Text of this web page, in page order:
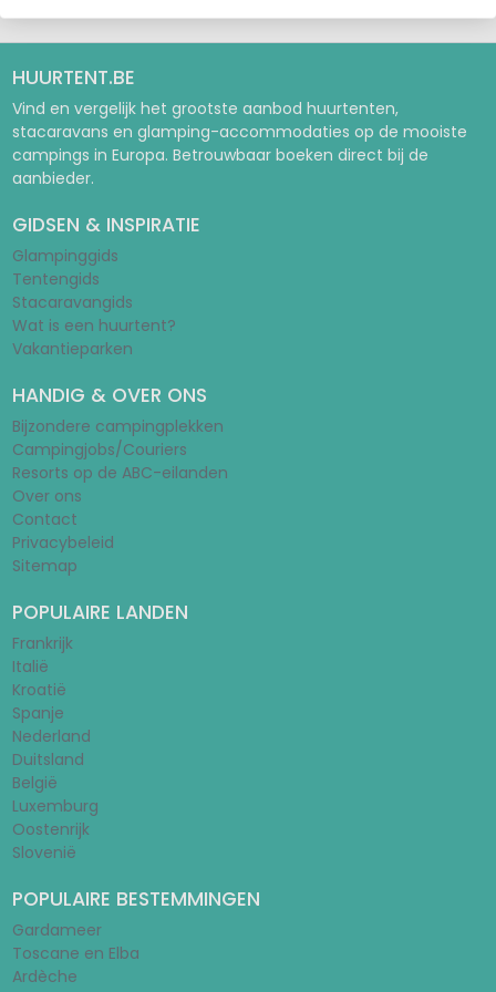
HUURTENT.BE
Vind en vergelijk het grootste aanbod huurtenten,
stacaravans en glamping-accommodaties op de mooiste
campings in Europa. Betrouwbaar boeken direct bij de
aanbieder.
GIDSEN & INSPIRATIE
Glampinggids
Tentengids
Stacaravangids
Wat is een huurtent?
Vakantieparken
HANDIG & OVER ONS
Bijzondere campingplekken
Campingjobs/Couriers
Resorts op de ABC-eilanden
Over ons
Contact
Privacybeleid
Sitemap
POPULAIRE LANDEN
Frankrijk
Italië
Kroatië
Spanje
Nederland
Duitsland
België
Luxemburg
Oostenrijk
Slovenië
POPULAIRE BESTEMMINGEN
Gardameer
Toscane en Elba
Ardèche